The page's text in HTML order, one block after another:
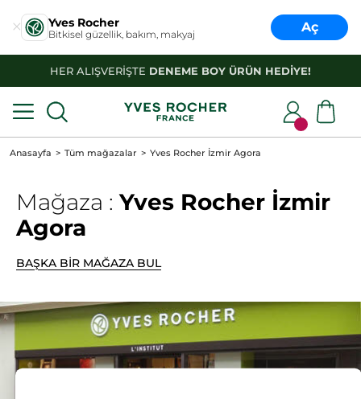
Yves Rocher
Bitkisel güzellik, bakım, makyaj Aç
HER ALIŞVERİŞTE DENEME BOY ÜRÜN HEDİYE!
Anasayfa Tüm mağazalar Yves Rocher İzmir Agora
Mağaza :Yves Rocher İzmir
Agora
BAŞKA BİR MAĞAZA BUL